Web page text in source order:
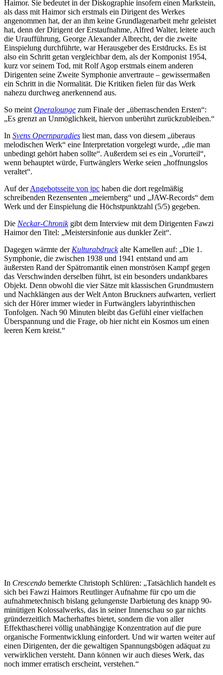
Haimor. Sie bedeutet in der Diskographie insofern einen Markstein,
als dass mit Haimor sich erstmals ein Dirigent des Werkes
angenommen hat, der an ihm keine Grundlagenarbeit mehr geleistet
hat, denn der Dirigent der Erstaufnahme, Alfred Walter, leitete auch
die Uraufführung, George Alexander Albrecht, der die zweite
Einspielung durchführte, war Herausgeber des Erstdrucks. Es ist
also ein Schritt getan vergleichbar dem, als der Komponist 1954,
kurz vor seinem Tod, mit Rolf Agop erstmals einem anderen
Dirigenten seine Zweite Symphonie anvertraute – gewissermaßen
ein Schritt in die Normalität. Die Kritiken fielen für das Werk
nahezu durchweg anerkennend aus.
So meint Operalounge zum Finale der „überraschenden Ersten“:
„Es grenzt an Unmöglichkeit, hiervon unberührt zurückzubleiben.“
In Svens Opernparadies liest man, dass von diesem „überaus
melodischen Werk“ eine Interpretation vorgelegt wurde, „die man
unbedingt gehört haben sollte“. Außerdem sei es ein „Vorurteil“,
wenn behauptet würde, Furtwänglers Werke seien „hoffnungslos
veraltet“.
Auf derAngebotsseite von jpc haben die dort regelmäßig
schreibenden Rezensenten „meiernberg“ und „JAW-Records“ dem
Werk und der Einspielung die Höchstpunktzahl (5/5) gegeben.
Die Neckar-Chronikgibt dem Interview mit dem Dirigenten Fawzi
Haimor den Titel: „Meistersinfonie aus dunkler Zeit“.
Dagegen wärmte der Kulturabdruckalte Kamellen auf: „Die 1.
Symphonie, die zwischen 1938 und 1941 entstand und am
äußersten Rand der Spätromantik einen monströsen Kampf gegen
das Verschwinden derselben führt, ist ein besonders undankbares
Objekt. Denn obwohl die vier Sätze mit klassischen Grundmustern
und Nachklängen aus der Welt Anton Bruckners aufwarten, verliert
sich der Hörer immer wieder in Furtwänglers labyrinthischen
Tonfolgen. Nach 90 Minuten bleibt das Gefühl einer vielfachen
Überspannung und die Frage, ob hier nicht ein Kosmos um einen
leeren Kern kreist.“
In Crescendo bemerkte Christoph Schlüren: „Tatsächlich handelt es
sich bei Fawzi Haimors Reutlinger Aufnahme für cpo um die
aufnahmetechnisch bislang gelungenste Darbietung des knapp 90-
minütigen Kolossalwerks, das in seiner Innenschau so gar nichts
gründerzeitlich Macherhaftes bietet, sondern die von aller
Effekthascherei völlig unabhängige Konzentration auf die pure
organische Formentwicklung einfordert. Und wir warten weiter auf
einen Dirigenten, der die gewaltigen Spannungsbögen adäquat zu
verwirklichen versteht. Dann können wir auch dieses Werk, das
noch immer erratisch erscheint, verstehen.“